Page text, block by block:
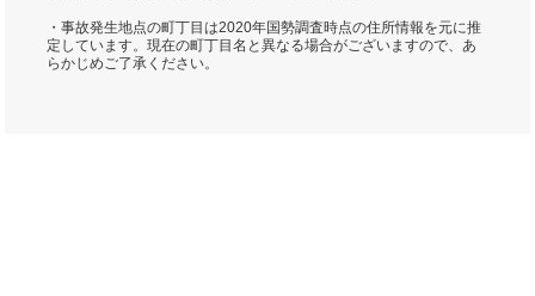
・事故発生地点の町丁目は2020年国勢調査時点の住所情報を元に推
定しています。現在の町丁目名と異なる場合がございますので、あ
らかじめご了承ください。